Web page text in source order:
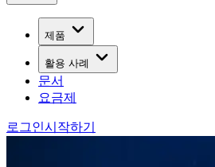
제품
활용 사례
문서
요금제
로그인시작하기